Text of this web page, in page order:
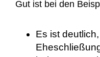
Gut ist bei den
Es ist